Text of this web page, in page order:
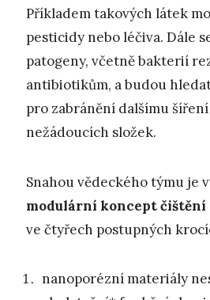
Příkladem takových látek
pesticidy nebo léčiva. Dále
patogeny, včetně bakterií
antibiotikům, a budou
pro zabránění dalšímu
nežádoucích složek.
Snahou vědeckého týmu je
modulární koncept čištění
ve čtyřech postupných
nanoporézní materiály